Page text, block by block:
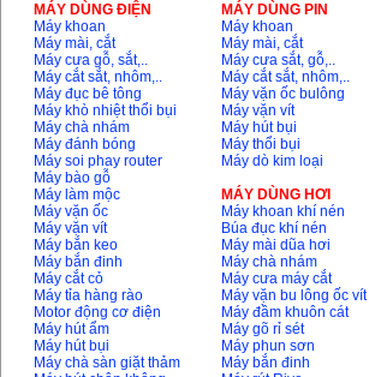
MÁY DÙNG ĐIỆN
Máy khoan
Máy mài, cắt
Máy cưa gỗ, sắt,..
Máy cắt sắt, nhôm,..
Máy đục bê tông
Máy khò nhiệt thổi bụi
Máy chà nhám
Máy đánh bóng
Máy soi phay router
Máy bào gỗ
Máy làm mộc
Máy vặn ốc
Máy vặn vít
Máy bắn keo
Máy bắn đinh
Máy cắt cỏ
Máy tỉa hàng rào
Motor động cơ điện
Máy hút ẩm
Máy hút bụi
Máy chà sàn giặt thảm
MÁY DÙNG PIN
Máy khoan
Máy mài, cắt
Máy cưa sắt, gỗ,..
Máy cắt sắt, nhôm,..
Máy vặn ốc bulông
Máy vặn vít
Máy hút bụi
Máy thổi bụi
Máy dò kim loại
MÁY DÙNG HƠI
Máy khoan khí nén
Búa đục khí nén
Máy mài dũa hơi
Máy chà nhám
Máy cưa máy cắt
Máy vặn bu lông ốc vít
Máy đầm khuôn cát
Máy gõ rỉ sét
Máy phun sơn
Máy bắn đinh